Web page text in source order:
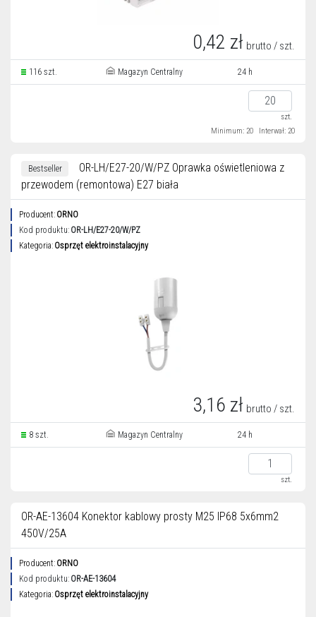
0,42 zł brutto / szt.
116 szt. Magazyn Centralny 24 h
szt.
Minimum: 20
Interwał: 20
Bestseller
OR-LH/E27-20/W/PZ Oprawka oświetleniowa z
przewodem (remontowa) E27 biała
Producent: ORNO
Kod produktu: OR-LH/E27-20/W/PZ
Kategoria: Osprzęt elektroinstalacyjny
3,16 zł brutto / szt.
8 szt. Magazyn Centralny 24 h
szt.
OR-AE-13604 Konektor kablowy prosty M25 IP68 5x6mm2
450V/25A
Producent: ORNO
Kod produktu: OR-AE-13604
Kategoria: Osprzęt elektroinstalacyjny